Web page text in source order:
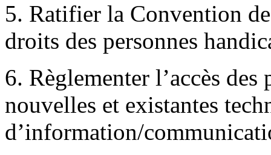
5. Ratifier la Convention
droits des personnes
6. Règlementer l’accès des
nouvelles et existantes
d’information/